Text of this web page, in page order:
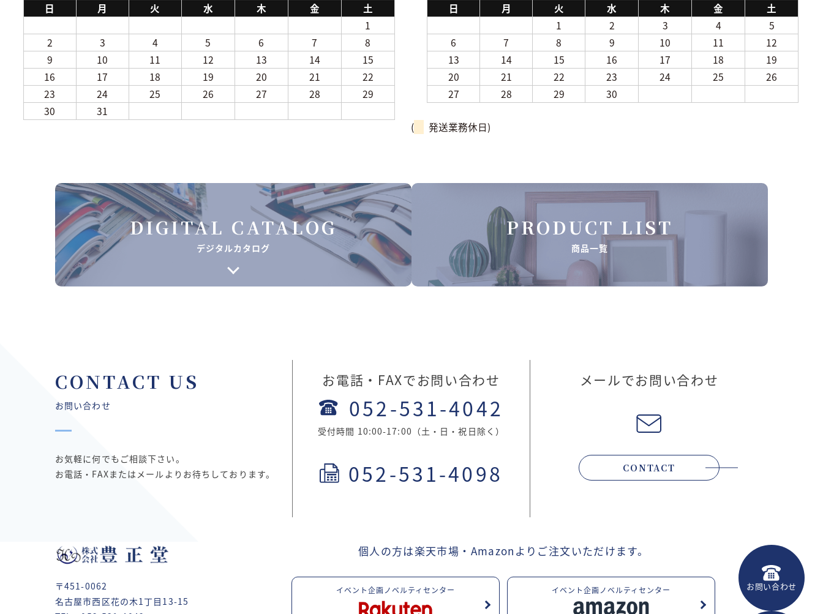
日
月 火 水 木 金
土
1
2
3 4 5 6 7
8
9
10 11 12 13 14
15
16
17 18 19 20 21
22
23
24 25 26 27 28
29
30
31
日
月 火 水 木 金
土
1
2 3 4
5
6
7 8 9 10 11
12
13
14 15 16 17 18
19
20
21 22 23 24 25
26
27
28 29 30
( 発送業務休日)
お問い合わせ
DIGITAL CATALOG
デジタルカタログ
PRODUCT LIST
商品一覧
CONTACT US
お問い合わせ
お気軽に何でもご相談下さい。
お電話・FAXまたはメールよりお待ちしております。
お電話・FAXでお問い合わせ
052-531-4042
受付時間 10:00-17:00（土・日・祝日除く）
052-531-4098
メールでお問い合わせ
CONTACT
〒451-0062
名古屋市西区花の木1丁目13-15
個人の方は楽天市場・Amazonより ご注文いただけます。
イベント企画ノベルティセンター イベント企画ノベルティセンター